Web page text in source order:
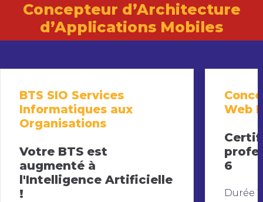
Concepteur d’Architecture
d’Applications Mobiles
BTS SIO Services
Informatiques aux
Organisations
Votre BTS est
augmenté à
l'Intelligence Artificielle
!
Web
6
Durée